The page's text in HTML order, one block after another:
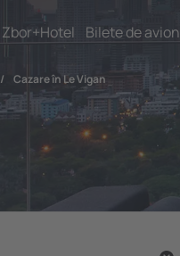
Zbor+Hotel Bilete de avion
/ Cazare în Le Vigan